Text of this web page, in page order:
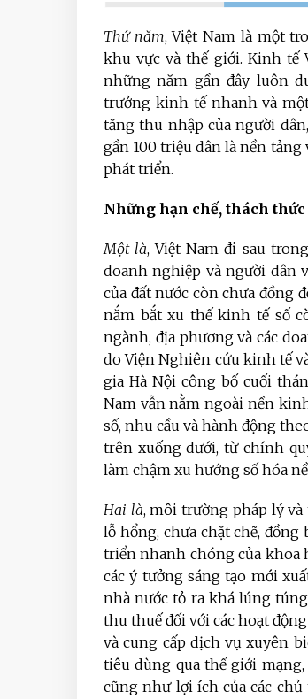
Thứ năm, Việt Nam là một
khu vực và thế giới. Kinh tế
những năm gần đây luôn
trưởng kinh tế nhanh và
tăng thu nhập của người
gần 100 triệu dân là nền
phát triển.
Những hạn chế, thách
Một là, Việt Nam đi sau
doanh nghiệp và người dân
của đất nước còn chưa đồng
nắm bắt xu thế kinh tế số
ngành, địa phương và các
do Viện Nghiên cứu kinh tế
gia Hà Nội công bố cuối
Nam vẫn nằm ngoài nền
số, nhu cầu và hành động
trên xuống dưới, từ chính
làm chậm xu hướng số hóa
Hai là, môi trường pháp lý
lỗ hổng, chưa chặt chẽ,
triển nhanh chóng của khoa
các ý tưởng sáng tạo mới
nhà nước tỏ ra khá lúng
thu thuế đối với các hoạt
và cung cấp dịch vụ xuyên
tiêu dùng qua thế giới
cũng như lợi ích của các